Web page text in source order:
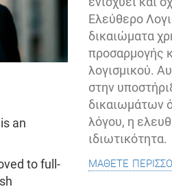
an
to full-
Ελεύθερο
δικαιώματα
προσαρμογής
λογισμικού.
στην
δικαιωμάτων
λόγου, η
ιδιωτικότητα.
μάθετε